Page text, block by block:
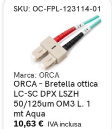
SKU: OC-FPL-123114-01
Marca: ORCA
ORCA – Bretella ottica
LC-SC DPX LSZH
50/125um OM3 L. 1
mt Aqua
10,63 € IVA inclusa